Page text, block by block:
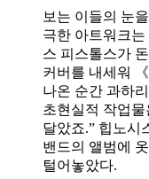
보는 이들의 눈
극한 아트워크
스 피스톨스가
커버를 내세워
나온 순간 과하
초현실적 작업
달았죠.” 힙노시
밴드의 앨범에
털어놓았다.